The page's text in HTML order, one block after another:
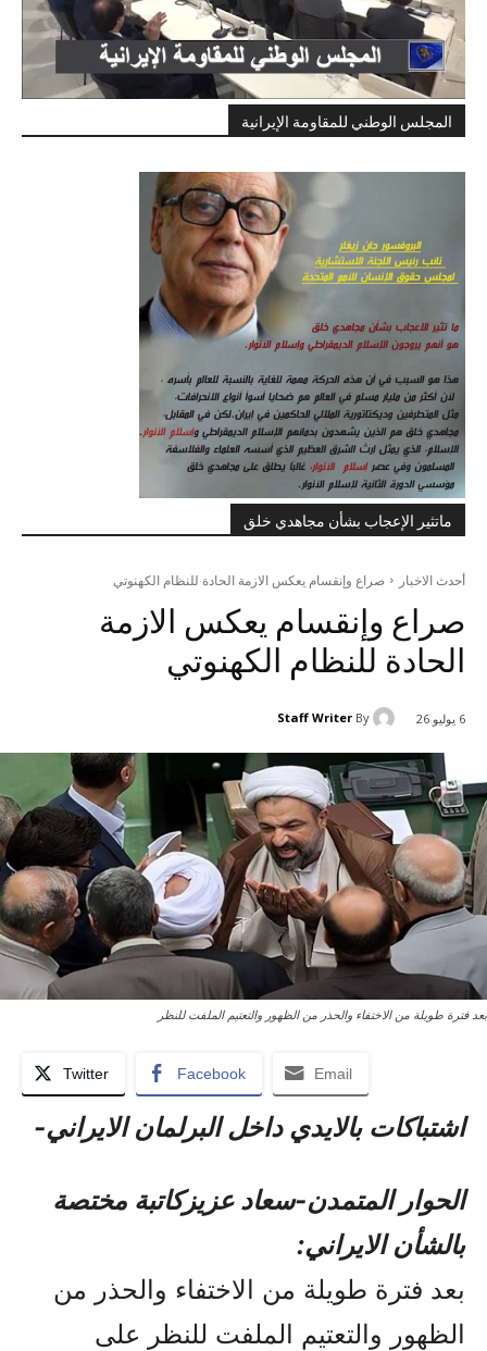
المجلس الوطني للمقاومة الإيرانية
ماتثير الإعجاب بشأن مجاهدي خلق
أحدث الاخبار صراع وإنقسام يعکس الازمة الحادة للنظام الکهنوتي
صراع وإنقسام يعکس الازمة
الحادة للنظام الکهنوتي
6 يوليو 26 By
Staff Writer
بعد فترة طويلة من الاختفاء والحذر من الظهور والتعتيم الملفت للنظر
Twitter Facebook Email
اشتباکات بالایدي داخل البرلمان الایراني-
الحوار المتمدن-سعاد عزيزکاتبة مختصة
بالشأن الايراني:
بعد فترة طويلة من الاختفاء والحذر من
الظهور والتعتيم الملفت للنظر على